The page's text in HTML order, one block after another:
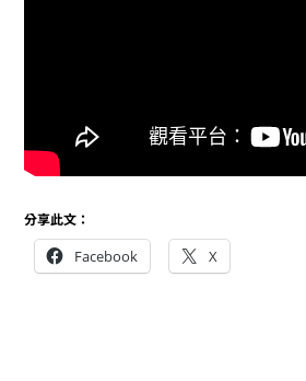
分享此文：
Facebook X